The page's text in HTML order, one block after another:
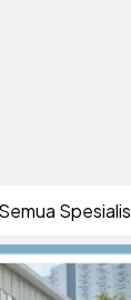
Spesialis